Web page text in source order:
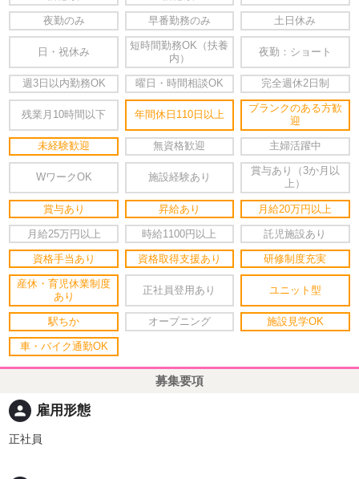
夜勤のみ 早番勤務のみ 土日休み
日・祝休み
短時間勤務OK（扶養
内）
夜勤：ショート
週3日以内勤務OK 曜日・時間相談OK 完全週休2日制
残業月10時間以下 年間休日110日以上
ブランクのある方歓
迎
未経験歓迎 無資格歓迎 主婦活躍中
WワークOK 施設経験あり
賞与あり（3か月以
上）
賞与あり 昇給あり 月給20万円以上
月給25万円以上 時給1100円以上 託児施設あり
資格手当あり 資格取得支援あり 研修制度充実
産休・育児休業制度
あり
正社員登用あり ユニット型
駅ちか オープニング 施設見学OK
車・バイク通勤OK
募集要項
person 雇用形態
正社員